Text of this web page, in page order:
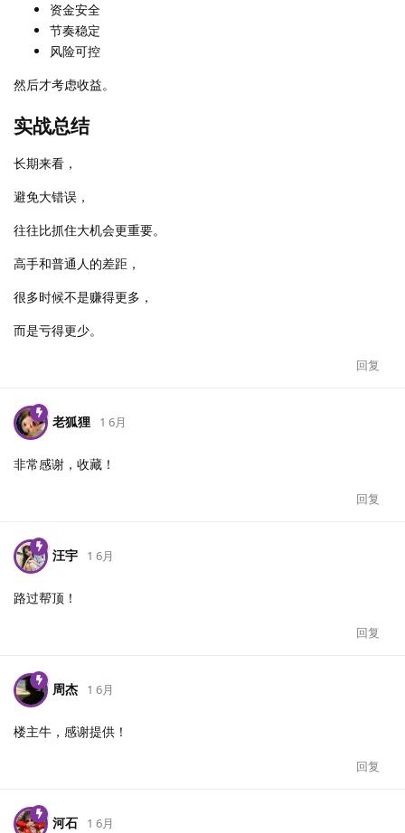
资金安全
节奏稳定
风险可控
然后才考虑收益。
实战总结
长期来看，
避免大错误，
往往比抓住大机会更重要。
高手和普通人的差距，
很多时候不是赚得更多，
而是亏得更少。
回复
老狐狸 1 6月
非常感谢，收藏！
回复
汪宇 1 6月
路过帮顶！
回复
周杰 1 6月
楼主牛，感谢提供！
回复
河石 1 6月